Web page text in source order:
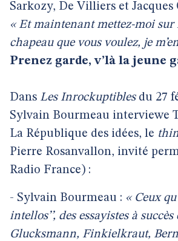
Sarkozy, De Villiers et Jacques
« Et maintenant mettez-moi sur
chapeau que vous voulez, je
Prenez garde, v’là la jeune
Dans Les Inrockuptiblesdu 27
Sylvain Bourmeau interviewe
La République des idées, le
Pierre Rosanvallon, invité
Radio France) :
- Sylvain Bourmeau : « Ceux
intellos’’, des essayistes à
Glucksmann, Finkielkraut,